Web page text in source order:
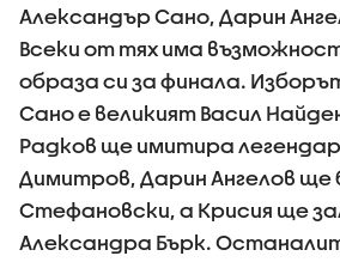
Александър Сано, Дарин
Всеки от тях има
образа си за финала.
Сано е великият Васил
Радков ще имитира
Димитров, Дарин Ангелов ще
Стефановски, а Крисия ще
Александра Бърк.